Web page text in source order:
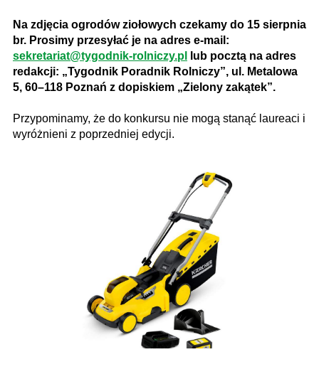
Na zdjęcia ogrodów ziołowych czekamy do 15 sierpnia
br. Prosimy przesyłać je na adres e-mail:
sekretariat@tygodnik-rolniczy.pl
lub pocztą na adres
redakcji: „Tygodnik Poradnik Rolniczy”, ul. Metalowa
5, 60–118 Poznań z dopiskiem „Zielony zakątek”.
Przypominamy, że do konkursu nie mogą stanąć laureaci i
wyróżnieni z poprzedniej edycji.